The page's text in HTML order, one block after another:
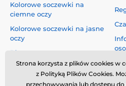
Kolorowe soczewki na
ciemne oczy
Kolorowe soczewki na jasne
oczy
Blog
Strona korzysta z plików cookies w
z Polityką Plików Cookies.
przechowywania lub dostępu